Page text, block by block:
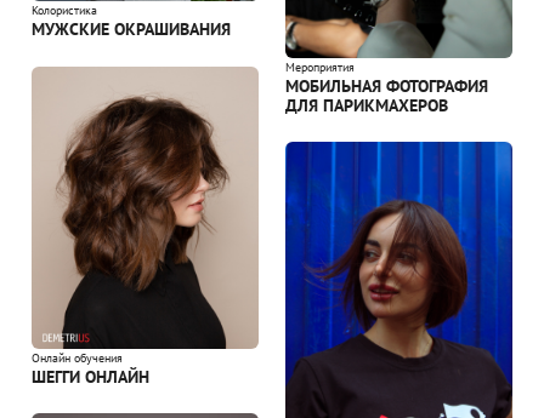
Колористика
МУЖСКИЕ ОКРАШИВАНИЯ
Мероприятия
МОБИЛЬНАЯ ФОТОГРАФИЯ
ДЛЯ ПАРИКМАХЕРОВ
Онлайн обучения
ШЕГГИ ОНЛАЙН